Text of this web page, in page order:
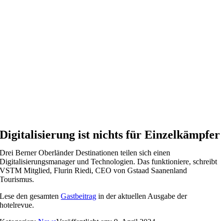
Digitalisierung ist nichts für Einzelkämpfer
Drei Berner Oberländer Destinationen teilen sich einen
Digitalisierungsmanager und Technologien. Das funktioniere, schreibt
VSTM Mitglied, Flurin Riedi, CEO von Gstaad Saanenland
Tourismus.
Lese den gesamtenGastbeitrag in der aktuellen Ausgabe der
hotelrevue.